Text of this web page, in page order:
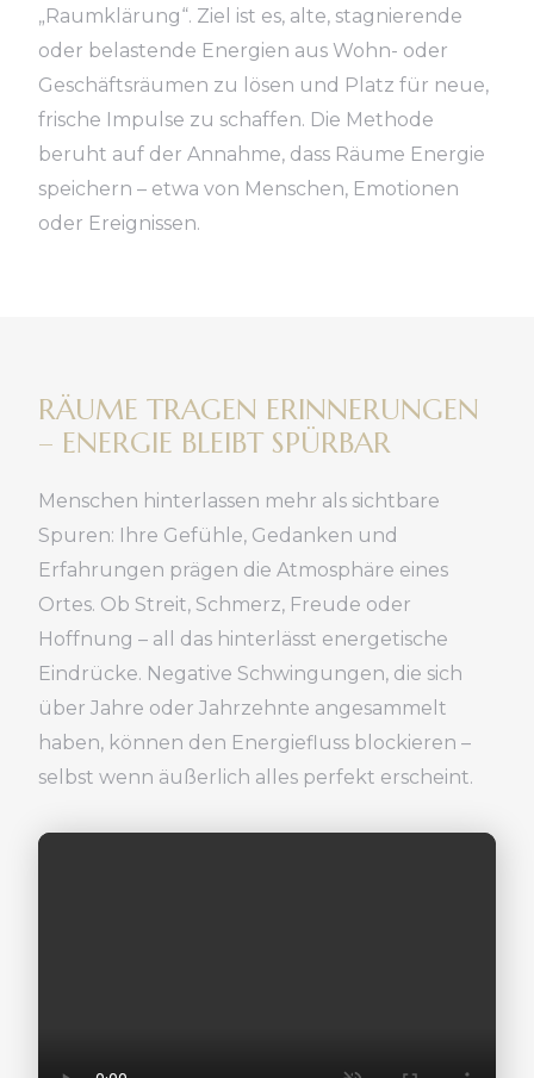
„Raumklärung“. Ziel ist es, alte, stagnierende
oder belastende Energien aus Wohn- oder
Geschäftsräumen zu lösen und Platz für neue,
frische Impulse zu schaffen. Die Methode
beruht auf der Annahme, dass Räume Energie
speichern – etwa von Menschen, Emotionen
oder Ereignissen.
RÄUME TRAGEN ERINNERUNGEN
– ENERGIE BLEIBT SPÜRBAR
Menschen hinterlassen mehr als sichtbare
Spuren: Ihre Gefühle, Gedanken und
Erfahrungen prägen die Atmosphäre eines
Ortes. Ob Streit, Schmerz, Freude oder
Hoffnung – all das hinterlässt energetische
Eindrücke. Negative Schwingungen, die sich
über Jahre oder Jahrzehnte angesammelt
haben, können den Energiefluss blockieren –
selbst wenn äußerlich alles perfekt erscheint.